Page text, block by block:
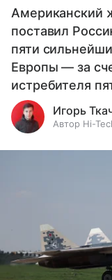
Американский
поставил
пяти
Европы — за
истребителя
Игорь
Автор Hi-